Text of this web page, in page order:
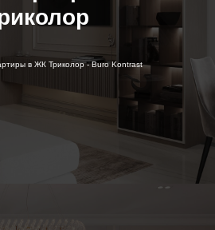
в ЖК Триколор - Buro Kontrast